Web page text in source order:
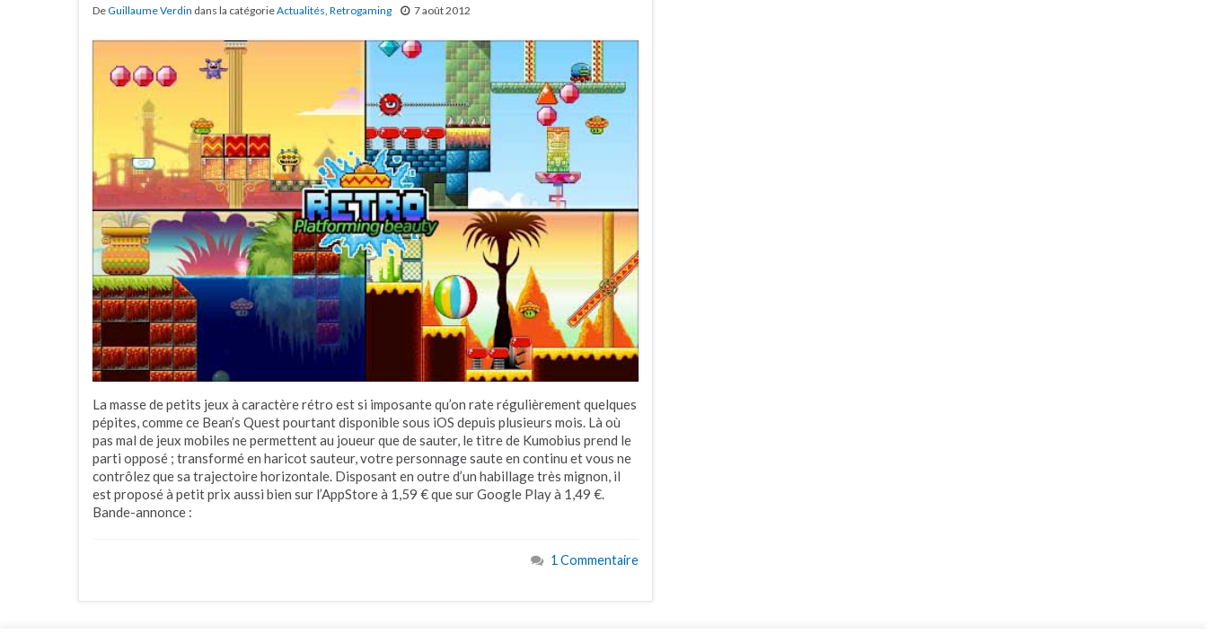
DeGuillaume Verdin dans la catégorieActualités, Retrogaming 7 août 2012
La masse de petits jeux à caractère rétro est si imposante qu’on rate régulièrement quelques
pépites, comme ce Bean’s Quest pourtant disponible sous iOS depuis plusieurs mois. Là où
pas mal de jeux mobiles ne permettent au joueur que de sauter, le titre de Kumobius prend le
parti opposé ; transformé en haricot sauteur, votre personnage saute en continu et vous ne
contrôlez que sa trajectoire horizontale. Disposant en outre d’un habillage très mignon, il
est proposé à petit prix aussi bien sur l’AppStore à 1,59 € que sur Google Play à 1,49 €.
Bande-annonce :
1 Commentaire